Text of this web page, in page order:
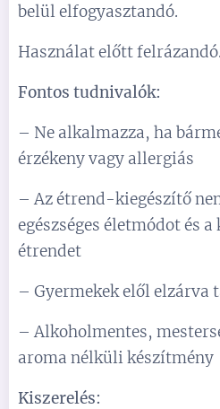
belül elfogyasztandó.
Használat előtt felrázandó.
Fontos tudnivalók:
– Ne alkalmazza, ha
érzékeny vagy allergiás
– Az étrend-kiegészítő
egészséges életmódot és
étrendet
– Gyermekek elől elzárva
– Alkoholmentes,
aroma nélküli készítmény
Kiszerelés: